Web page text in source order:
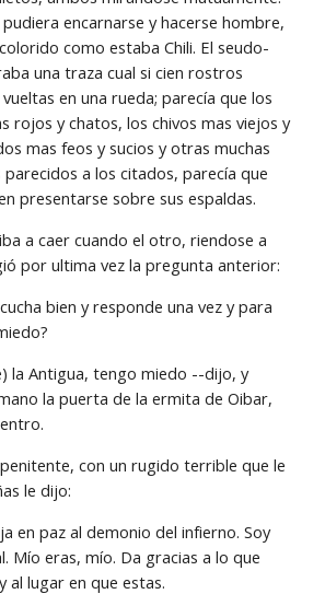
encarnarse y hacerse hombre,
como estaba Chili. El seudo-
una traza cual si cien rostros
en una rueda; parecía que los
rojos y chatos, los chivos mas viejos y
mas feos y sucios y otras muchas
parecidos a los citados, parecía que
presentarse sobre sus espaldas.
a caer cuando el otro, riendose a
por ultima vez la pregunta anterior:
bien y responde una vez y para
la Antigua, tengo miedo --dijo, y
la puerta de la ermita de Oibar,
con un rugido terrible que le
le dijo:
en paz al demonio del infierno. Soy
Mío eras, mío. Da gracias a lo que
al lugar en que estas.